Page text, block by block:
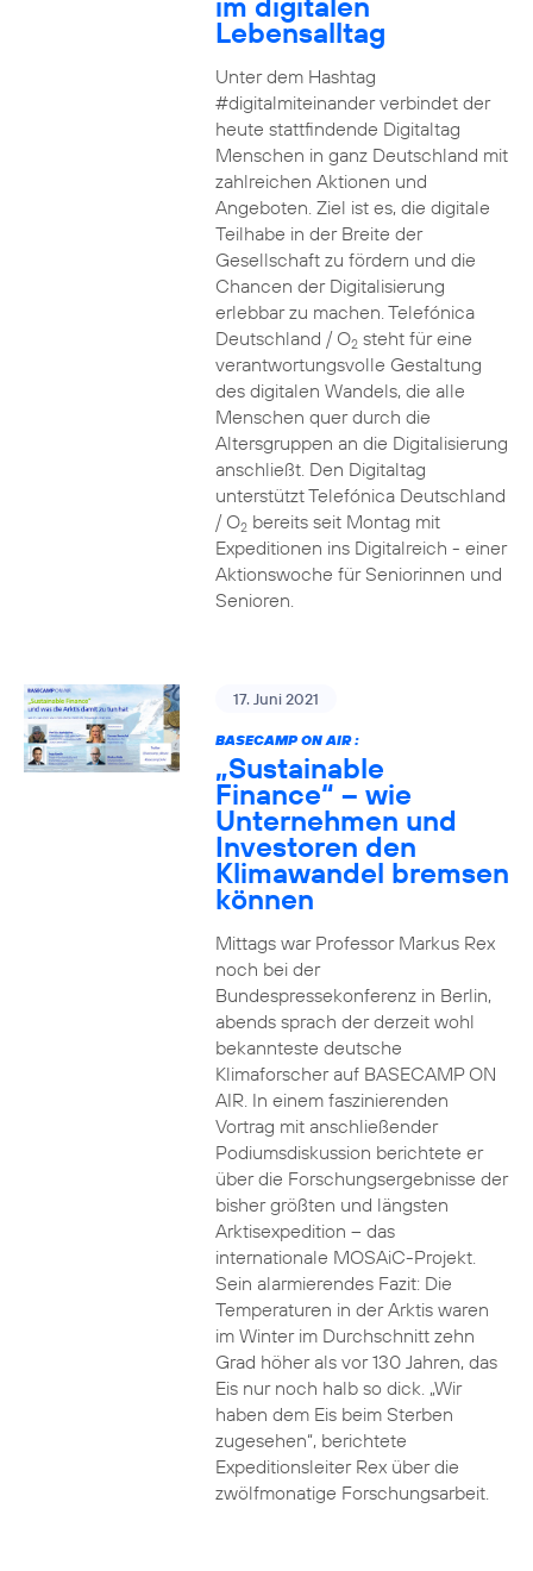
Lebensalltag
Unter dem Hashtag
#digitalmiteinander verbindet der
heute stattfindende Digitaltag
Menschen in ganz Deutschland mit
zahlreichen Aktionen und
Angeboten. Ziel ist es, die digitale
Teilhabe in der Breite der
Gesellschaft zu fördern und die
Chancen der Digitalisierung
erlebbar zu machen. Telefónica
Deutschland / O2steht für eine
verantwortungsvolle Gestaltung
des digitalen Wandels, die alle
Menschen quer durch die
Altersgruppen an die Digitalisierung
anschließt. Den Digitaltag
unterstützt Telefónica Deutschland
/ O2bereits seit Montag mit
Expeditionen ins Digitalreich - einer
Aktionswoche für Seniorinnen und
Senioren.
17. Juni 2021
BASECAMP ON AIR :
„Sustainable
Finance“ – wie
Unternehmen und
Investoren den
Klimawandel bremsen
können
Mittags war Professor Markus Rex
noch bei der
Bundespressekonferenz in Berlin,
abends sprach der derzeit wohl
bekannteste deutsche
Klimaforscher auf BASECAMP ON
AIR. In einem faszinierenden
Vortrag mit anschließender
Podiumsdiskussion berichtete er
über die Forschungsergebnisse der
bisher größten und längsten
Arktisexpedition – das
internationale MOSAiC-Projekt.
Sein alarmierendes Fazit: Die
Temperaturen in der Arktis waren
im Winter im Durchschnitt zehn
Grad höher als vor 130 Jahren, das
Eis nur noch halb so dick. „Wir
haben dem Eis beim Sterben
zugesehen“, berichtete
Expeditionsleiter Rex über die
zwölfmonatige Forschungsarbeit.